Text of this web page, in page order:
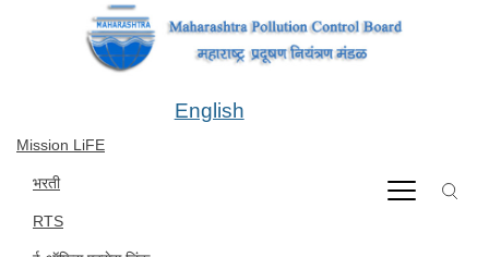
Mission LiFE
भरती
RTS
English